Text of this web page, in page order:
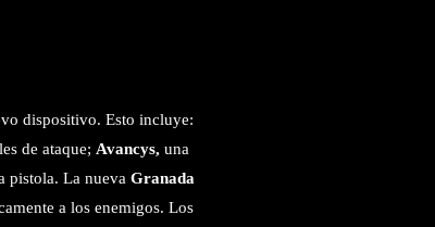
dispositivo. Esto incluye:
de ataque; Avancys, una
pistola. La nueva Granada
a los enemigos. Los